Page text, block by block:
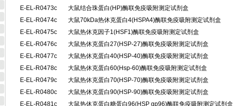
E-EL-R0473c
大鼠结合珠蛋白(HP)酶联免疫吸附测定试剂盒
E-EL-R0474c
大鼠70kDa热休克蛋白4(HSPA4)酶联免疫吸附测定试剂盒
E-EL-R0475c
大鼠热休克因子1(HSF1)酶联免疫吸附测定试剂盒
E-EL-R0476c
大鼠热休克蛋白27(HSP-27)酶联免疫吸附测定试剂盒
E-EL-R0477c
大鼠热休克蛋白40(HSP-40)酶联免疫吸附测定试剂盒
E-EL-R0478c
大鼠热休克蛋白60(Hsp-60)酶联免疫吸附测定试剂盒
E-EL-R0479c
大鼠热休克蛋白70(HSP-70)酶联免疫吸附测定试剂盒
E-EL-R0480c
大鼠热休克蛋白90(HSP-90)酶联免疫吸附测定试剂盒
E-EL-R0481c
大鼠热休克蛋白糖蛋白96(HSP gp96)酶联免疫吸附测定试剂盒